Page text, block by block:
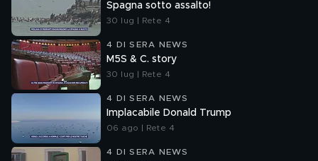
Spagna sotto assalto!
30 lug | Rete 4
4 DI SERA NEWS
M5S & C. story
30 lug | Rete 4
4 DI SERA NEWS
Implacabile Donald Trump
06 ago | Rete 4
4 DI SERA NEWS